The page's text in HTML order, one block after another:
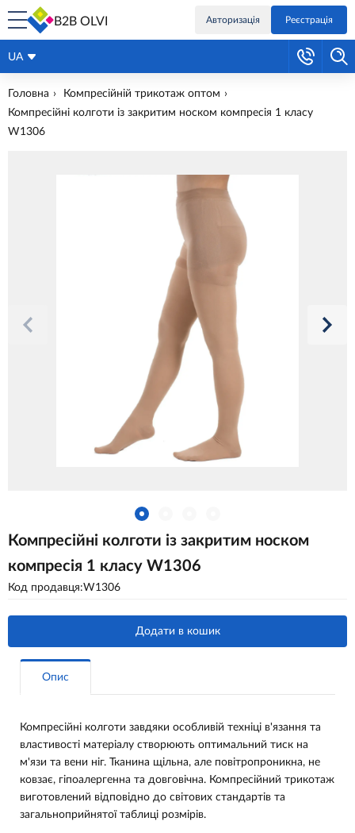
B2B OLVI Авторизація Реєстрація
UA
Головна
Компресійній трикотаж оптом
Компресійні колготи із закритим носком компресія 1 класу
W1306
Компресійні колготи із закритим носком
компресія 1 класу W1306
Код продавця:W1306
Додати в кошик
Опис
Компресійні колготи завдяки особливій техніці в'язання та
властивості матеріалу створюють оптимальний тиск на
м'язи та вени ніг. Тканина щільна, але повітропроникна, не
ковзає, гіпоалергенна та довговічна. Компресійний трикотаж
виготовлений відповідно до світових стандартів та
загальноприйнятої таблиці розмірів.